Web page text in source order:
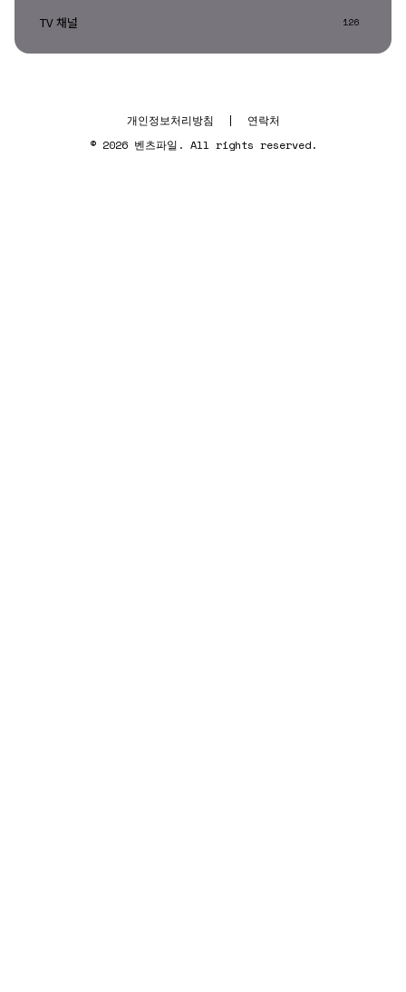
TV 채널 126
개인정보처리방침 |
연락처
© 2026 벤츠파일. All rights reserved.